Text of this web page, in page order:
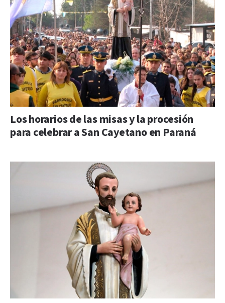
Los horarios de las misas y la procesión
para celebrar a San Cayetano en Paraná